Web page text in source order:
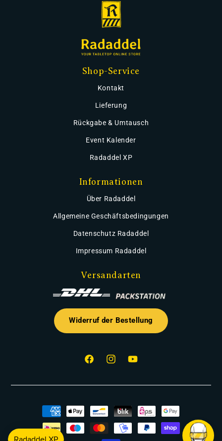
Shop-Service
Kontakt
Lieferung
Rückgabe & Umtausch
Event Kalender
Radaddel XP
Informationen
Über Radaddel
Allgemeine Geschäftsbedingungen
Datenschutz Radaddel
Impressum Radaddel
Versandarten
Widerruf der Bestellung
FacebookInstagramYouTube
Zahlungsmethoden